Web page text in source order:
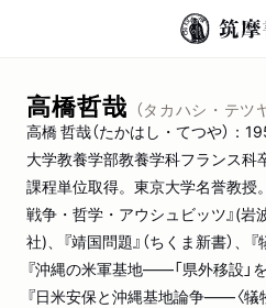
高橋哲哉 （タカハシ・テツ
高橋 哲哉（たかはし・てつや）：
大学教養学部教養学科フランス
課程単位取得。東京大学名誉教
戦争・哲学・アウシュビッツ』(岩
社)、『靖国問題』（ちくま新書）、
『沖縄の米軍基地――「県外移設」を
『日米安保と沖縄基地論争――〈犠